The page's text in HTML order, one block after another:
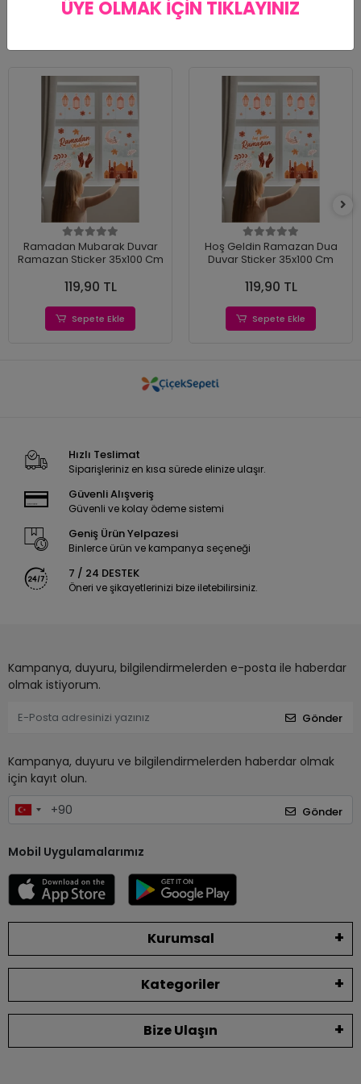
Ramadan Mubarak Duvar
Ramazan Sticker 35x100 Cm
119,90 TL
Sepete Ekle
Hoş Geldin Ramazan Dua
Duvar Sticker 35x100 Cm
119,90 TL
Sepete Ekle
Hızlı Teslimat
Siparişleriniz en kısa sürede elinize ulaşır.
Güvenli Alışveriş
Güvenli ve kolay ödeme sistemi
Geniş Ürün Yelpazesi
Binlerce ürün ve kampanya seçeneği
7 / 24 DESTEK
Öneri ve şikayetlerinizi bize iletebilirsiniz.
Kampanya, duyuru, bilgilendirmelerden e-posta ile haberdar
olmak istiyorum.
Gönder
Kampanya, duyuru ve bilgilendirmelerden haberdar olmak
için kayıt olun.
Gönder
Mobil Uygulamalarımız
Kurumsal
Kategoriler
Bize Ulaşın
ÜYE OLMAK İÇİN TIKLAYINIZ